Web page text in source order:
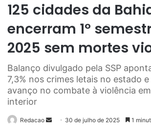
125 cidades da
encerram 1º
2025 sem mortes
Balanço divulgado pela SSP
7,3% nos crimes letais no estado
avanço no combate à violência
interior
Redacao 30 de julho de 2025 1